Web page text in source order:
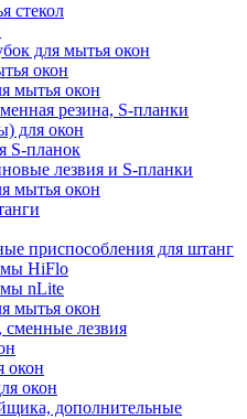
стекол
для мытья окон
окон
мытья окон
резина, S-планки
для окон
S-планок
лезвия и S-планки
мытья окон
приспособления для штанг
HiFlo
nLite
мытья окон
сменные лезвия
окон
окон
дополнительные